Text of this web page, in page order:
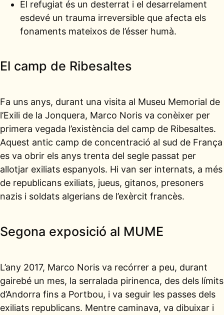
El refugiat és un desterrat i el desarrelament
esdevé un trauma irreversible que afecta els
fonaments mateixos de l’ésser humà.
El camp de Ribesaltes
Fa uns anys, durant una visita al Museu Memorial de
l’Exili de la Jonquera, Marco Noris va conèixer per
primera vegada l’existència del camp de Ribesaltes.
Aquest antic camp de concentració al sud de França
es va obrir els anys trenta del segle passat per
allotjar exiliats espanyols. Hi van ser internats, a més
de republicans exiliats, jueus, gitanos, presoners
nazis i soldats algerians de l’exèrcit francès.
Segona exposició al MUME
L’any 2017, Marco Noris va recórrer a peu, durant
gairebé un mes, la serralada pirinenca, des dels límits
d’Andorra fins a Portbou, i va seguir les passes dels
exiliats republicans. Mentre caminava, va dibuixar i